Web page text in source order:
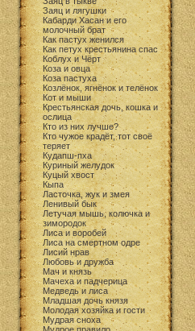
Заяц и лягушки
Кабарди Хасан и его
молочный брат
Как пастух женился
Как петух крестьянина спас
Коблух и Чёрт
Коза и овца
Коза пастуха
Козлёнок, ягнёнок и телёнок
Кот и мыши
Крестьянская дочь, кошка и
ослица
Кто из них лучше?
Кто чужое крадёт, тот своё
теряет
Кудапш-пха
Куриный желудок
Куцый хвост
Кыпа
Ласточка, жук и змея
Ленивый бык
Летучая мышь, колючка и
зимородок
Лиса и воробей
Лиса на смертном одре
Лисий нрав
Любовь и дружба
Мач и князь
Мачеха и падчерица
Медведь и лиса
Младшая дочь князя
Молодая хозяйка и гости
Мудрая сноха